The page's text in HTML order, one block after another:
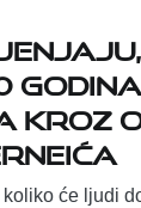
godina
kroz
će ljudi